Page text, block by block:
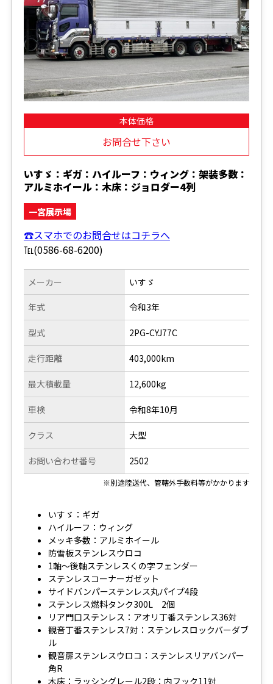
本体価格
お問合せ下さい
いすゞ：ギガ：ハイルーフ：ウィング：架装多数：
アルミホイール：木床：ジョロダー4列
一宮展示場
☎スマホでのお問合せはコチラへ
℡(0586-68-6200)
メーカー
年式
型式
走行距離
いすゞ
令和3年
2PG-CYJ77C
403,000km
最大積載量
車検
クラス
お問い合わせ番号
12,600kg
令和8年10月
大型
2502
※別途陸送代、管轄外手数料等がかかります
いすゞ：ギガ
ハイルーフ：ウィング
メッキ多数：アルミホイール
防雪板ステンレスウロコ
1軸～後軸ステンレスくの字フェンダー
ステンレスコーナーガゼット
サイドバンパーステンレス丸パイプ4段
ステンレス燃料タンク300L 2個
リア門口ステンレス：アオリ丁番ステンレス36対
観音丁番ステンレス7対：ステンレスロックバーダブ
ル
観音扉ステンレスウロコ：ステンレスリアバンパー
角R
木床：ラッシングレール2段：内フック11対